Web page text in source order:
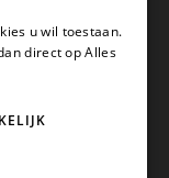
u wil toestaan.
direct op Alles